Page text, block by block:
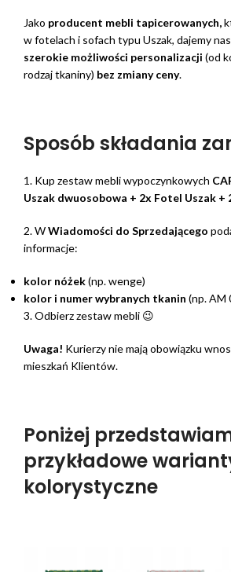
Jako producent mebli tapicerowanych,
w fotelach i sofach typu Uszak, dajemy
szerokie możliwości personalizacji (od
rodzaj tkaniny) bez zmiany ceny.
Sposób składania
1. Kup zestaw mebli wypoczynkowych
Uszak dwuosobowa + 2x Fotel Uszak +
2. WWiadomości do Sprzedającego
informacje:
kolor nóżek(np. wenge)
kolor i numer wybranych tkanin (np. AM
3. Odbierz zestaw mebli 😉
Uwaga! Kurierzy nie mają obowiązku
mieszkań Klientów.
Poniżej
przykładowe
kolorystyczne